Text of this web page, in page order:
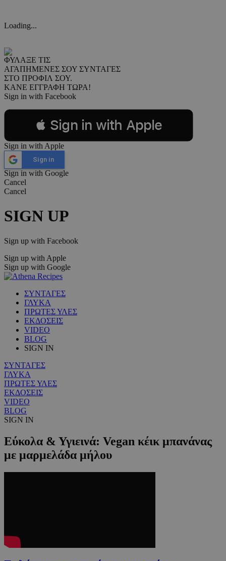
Loading...
ΦΥΛΑΞΕ ΤΙΣ
ΑΓΑΠΗΜΕΝΕΣ ΣΟΥ ΣΥΝΤΑΓΕΣ
ΣΤΟ ΠΡΟΦΙΛ ΣΟΥ.
ΚΑΝΕ ΕΓΓΡΑΦΗ ΤΩΡΑ!
Sign in with Facebook
 Sign in with Apple
Sign in with Apple
Sign in
Sign in with Google
Cancel
Cancel
SIGN UP
Sign up with Facebook
Sign up with Apple
Sign up with Google
ΣΥΝΤΑΓΕΣ
ΓΛΥΚΑ
ΠΡΩΤΕΣ ΥΛΕΣ
ΕΚΔΟΣΕΙΣ
VIDEO
BLOG
SIGN IN
ΣΥΝΤΑΓΕΣ
ΓΛΥΚΑ
ΠΡΩΤΕΣ ΥΛΕΣ
ΕΚΔΟΣΕΙΣ
VIDEO
BLOG
SIGN IN
Εύκολα & Υγιεινά: Vegan κέικ μπανάνας
με μαρμελάδα μήλου